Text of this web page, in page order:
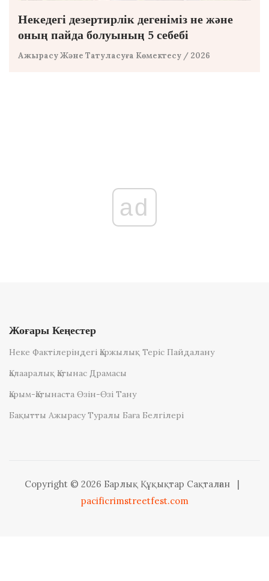
Некедегі дезертирлік дегеніміз не және
оның пайда болуының 5 себебі
Ажырасу Және Татуласуға Көмектесу / 2026
ad
Жоғары Кеңестер
Неке Фактілеріндегі Қаржылық Теріс Пайдалану
Қалааралық Қатынас Драмасы
Қарым-Қатынаста Өзін-Өзі Тану
Бақытты Ажырасу Туралы Баға Белгілері
Copyright © 2026 Барлық Құқықтар Сақталған
pacificrimstreetfest.com